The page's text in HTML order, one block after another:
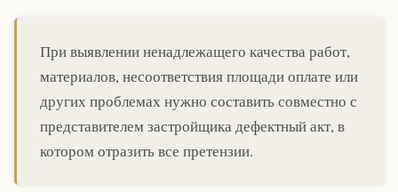
При выявлении ненадлежащего качества работ,
материалов, несоответствия площади оплате или
других проблемах нужно составить совместно с
представителем застройщика дефектный акт, в
котором отразить все претензии.